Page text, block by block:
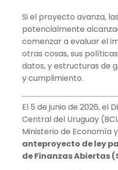
Si el proyecto avanza,
potencialmente
comenzar a evaluar el
otras cosas, sus
datos, y estructuras de
y cumplimiento.
El 5 de junio de 2026, el
Central del Uruguay
Ministerio de Economía
anteproyecto de ley
de Finanzas Abiertas